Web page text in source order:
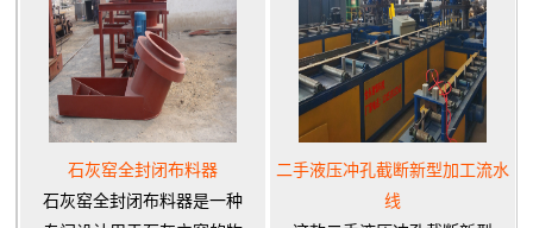
石灰窑全封闭布料器
石灰窑全封闭布料器是一种
二手液压冲孔截断新型加工流水
线